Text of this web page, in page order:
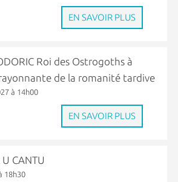
EN SAVOIR PLUS
Roi des Ostrogoths à
de la romanité tardive
à 14h00
EN SAVOIR PLUS
U CANTU
18h30